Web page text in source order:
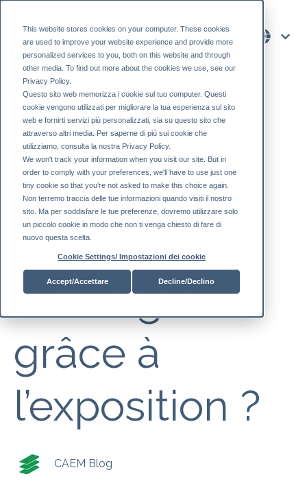
This website stores cookies on your computer. These cookies
are used to improve your website experience and provide more
personalized services to you, both on this website and through
other media. To find out more about the cookies we use, see our
Privacy Policy.
Questo sito web memorizza i cookie sul tuo computer. Questi
cookie vengono utilizzati per migliorare la tua esperienza sul sito
web e fornirti servizi più personalizzati, sia su questo sito che
attraverso altri media. Per saperne di più sui cookie che
utilizziamo, consulta la nostra Privacy Policy.
We won't track your information when you visit our site. But in
order to comply with your preferences, we'll have to use just one
tiny cookie so that you're not asked to make this choice again.
Non terremo traccia delle tue informazioni quando visiti il ​​nostro
sito. Ma per soddisfare le tue preferenze, dovremo utilizzare solo
un piccolo cookie in modo che non ti venga chiesto di fare di
nuovo questa scelta.
Cookie Settings/ Impostazioni dei cookie
Accept/Accettare Decline/Declino
Comment
valoriser les
produits bio
en magasin
grâce à
l’exposition ?
CAEM Blog